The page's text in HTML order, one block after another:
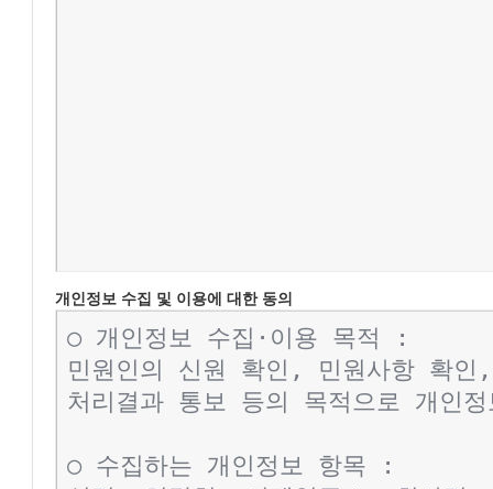
개인정보 수집 및 이용에 대한 동의